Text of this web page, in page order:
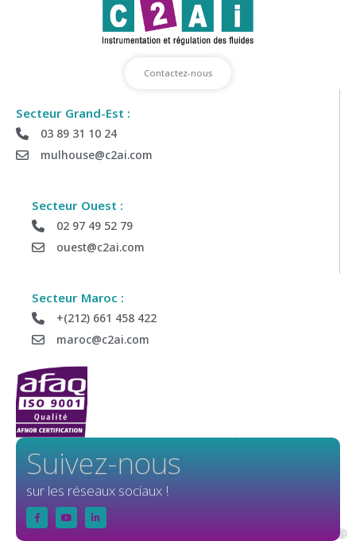
Contactez-nous
Secteur Grand-Est :
03 89 31 10 24
mulhouse@c2ai.com
Secteur Ouest :
02 97 49 52 79
ouest@c2ai.com
Secteur Maroc :
+(212) 661 458 422
maroc@c2ai.com
Suivez-nous
sur les réseaux sociaux !